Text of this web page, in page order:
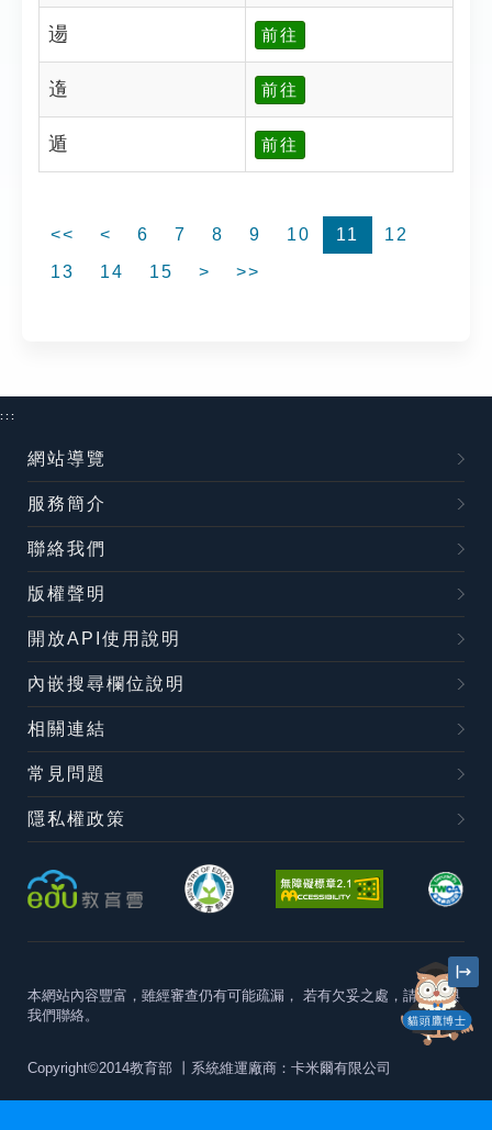
逿 前往
遀 前往
遁 前往
<< < 6 7 8 9 10 11
12
13
14 15 > >>
貓頭鷹博士
:::
網站導覽
服務簡介
聯絡我們
版權聲明
開放API使用說明
內嵌搜尋欄位說明
相關連結
常見問題
隱私權政策
本網站內容豐富，雖經審查仍有可能疏漏， 若有欠妥之處，請隨時與
我們聯絡。
Copyright©2014教育部 丨系統維運廠商：卡米爾有限公司